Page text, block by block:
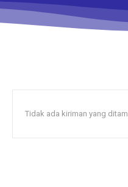
Tidak ada kiriman yang